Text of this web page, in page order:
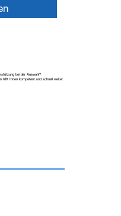
bei der Auswahl?
hilft Ihnen kompetent und schnell weiter.